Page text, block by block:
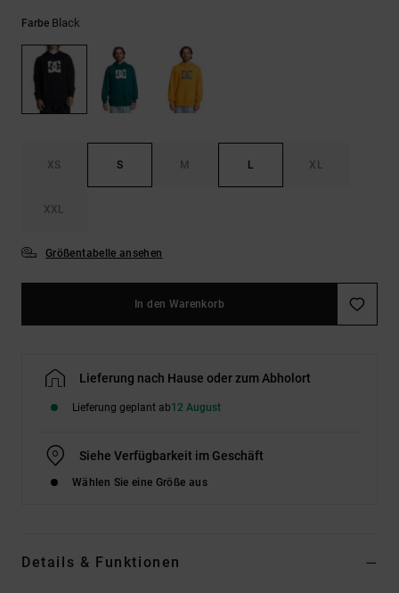
Farbe Black
XS S M L XL
XXL
Größentabelle ansehen
In den Warenkorb
Lieferung nach Hause oder zum Abholort
Lieferung geplant ab12 August
Siehe Verfügbarkeit im Geschäft
Wählen Sie eine Größe aus
Details & Funktionen